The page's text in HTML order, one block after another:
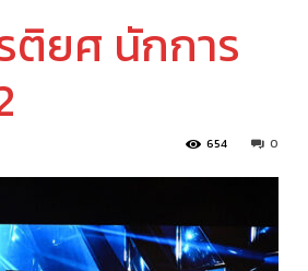
รติยศ นักการ
0
654